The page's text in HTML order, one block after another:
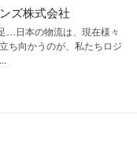
ズ株式会社
…日本の物流は、現在様々
ち向かうのが、私たちロジ